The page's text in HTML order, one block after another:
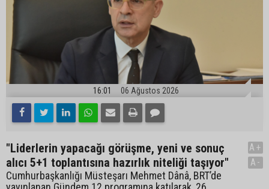
16:01 06 Ağustos 2026
"Liderlerin yapacağı görüşme, yeni ve sonuç
alıcı 5+1 toplantısına hazırlık niteliği taşıyor"
Cumhurbaşkanlığı Müsteşarı Mehmet Dânâ, BRT’de
A+
A-